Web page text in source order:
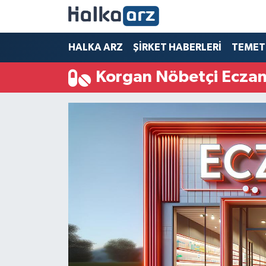
HALKA ARZ ŞİRKET HABERLERİ
Korgan Nöbetçi
HALKA ARZ
SERMAYE ARTIRIMI
ŞİRKET HABERLERİ